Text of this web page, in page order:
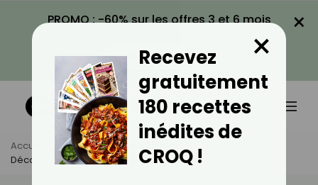
PROMO : -60% sur les offres 3 et 6 mois
VOIR LA PROMO
×
Accueil Actus
Astuces Culinaires
Découvrez La Méthode 2-3-1 Pour Un Spritz Parfait Tout L'été
Recevez
gratuitement
180 recettes
inédites de
CROQ !
×